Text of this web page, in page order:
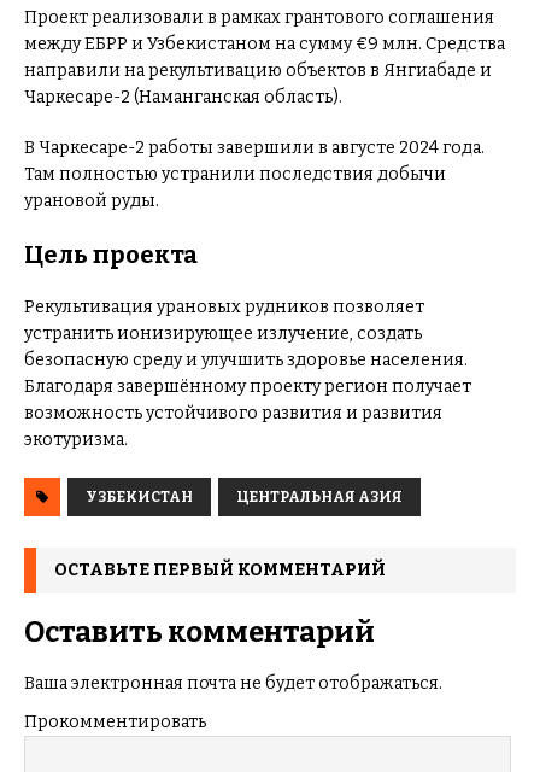
Проект реализовали в рамках грантового соглашения
между ЕБРР и Узбекистаном на сумму €9 млн. Средства
направили на рекультивацию объектов в Янгиабаде и
Чаркесаре-2 (Наманганская область).
В Чаркесаре-2 работы завершили в августе 2024 года.
Там полностью устранили последствия добычи
урановой руды.
Цель проекта
Рекультивация урановых рудников позволяет
устранить ионизирующее излучение, создать
безопасную среду и улучшить здоровье населения.
Благодаря завершённому проекту регион получает
возможность устойчивого развития и развития
экотуризма.
УЗБЕКИСТАН ЦЕНТРАЛЬНАЯ АЗИЯ
ОСТАВЬТЕ ПЕРВЫЙ КОММЕНТАРИЙ
Оставить комментарий
Ваша электронная почта не будет отображаться.
Прокомментировать